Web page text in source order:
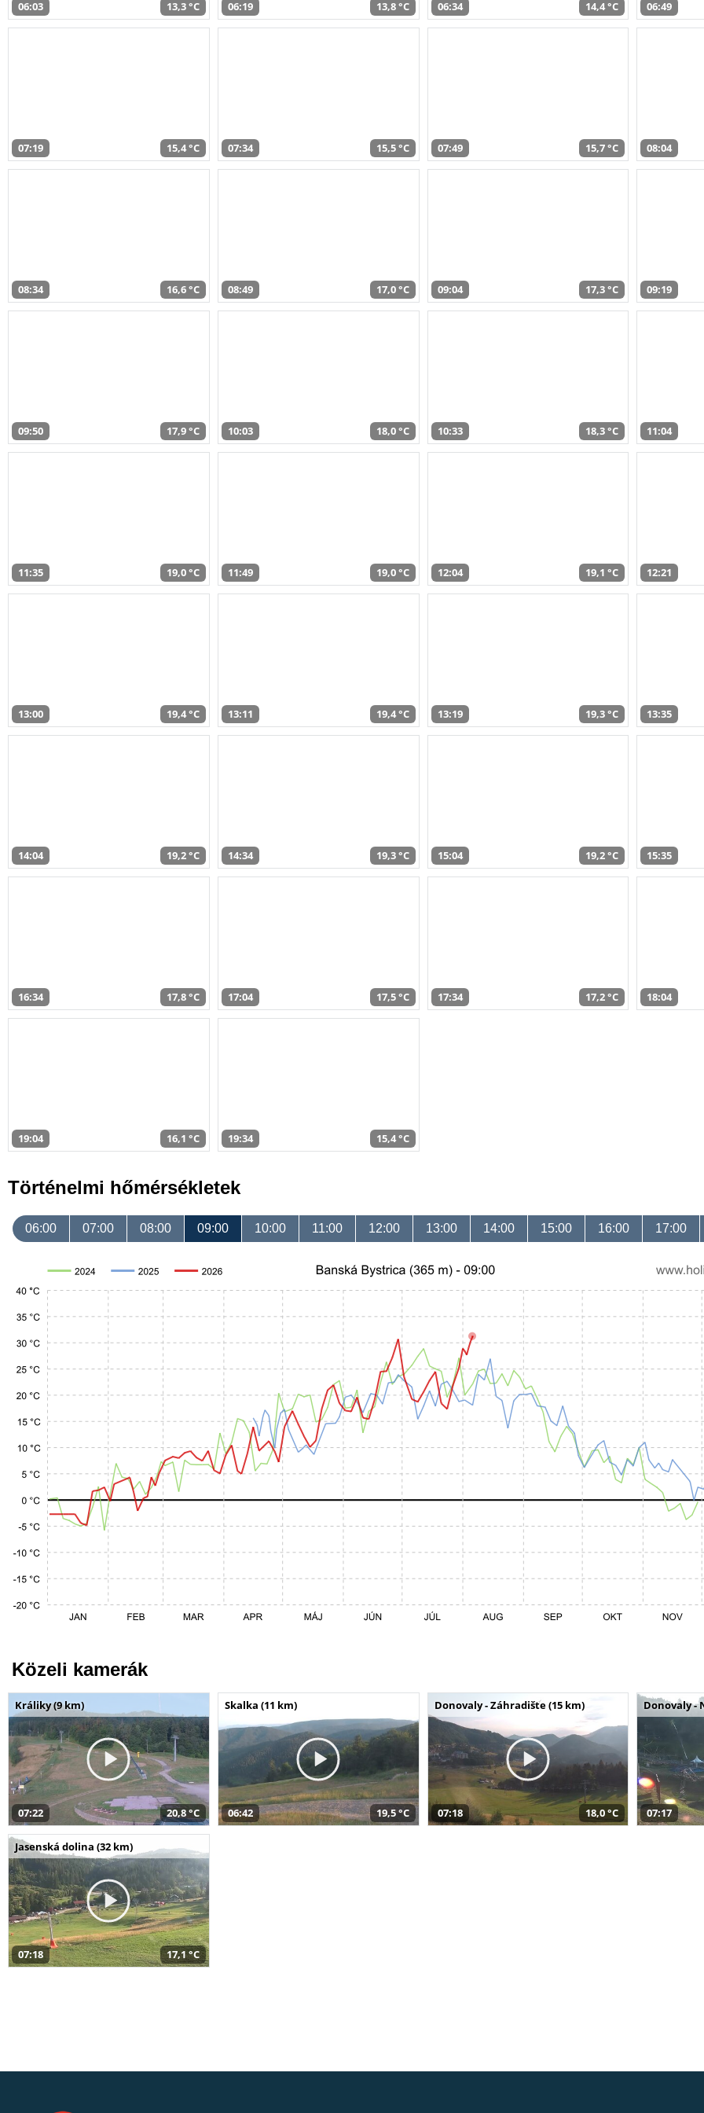
06:03 13,3 °C 06:19 13,8 °C 06:34 14,4 °C 06:49
07:19 15,4 °C 07:34 15,5 °C 07:49 15,7 °C 08:04
08:34 16,6 °C 08:49 17,0 °C 09:04 17,3 °C 09:19
09:50 17,9 °C 10:03 18,0 °C 10:33 18,3 °C 11:04
11:35 19,0 °C 11:49 19,0 °C 12:04 19,1 °C 12:21
13:00 19,4 °C 13:11 19,4 °C 13:19 19,3 °C 13:35
14:04 19,2 °C 14:34 19,3 °C 15:04 19,2 °C 15:35
16:34 17,8 °C 17:04 17,5 °C 17:34 17,2 °C 18:04
19:04 16,1 °C 19:34 15,4 °C
Történelmi hőmérsékletek
06:00 07:00 08:00 09:00 10:00 11:00 12:00 13:00 14:00 15:00 16:00 17:00
Közeli kamerák
Králiky (9 km)
07:22 20,8 °C
Skalka (11 km)
06:42 19,5 °C
Donovaly - Záhradište (15 km)
07:18 18,0 °C
Donovaly -
07:17
Jasenská dolina (32 km)
07:18 17,1 °C